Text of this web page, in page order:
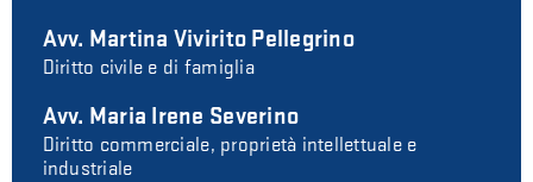
Avv. Martina Vivirito Pellegrino
Diritto civile e di famiglia
Avv. Maria Irene Severino
Diritto commerciale, proprietà intellettuale e
industriale